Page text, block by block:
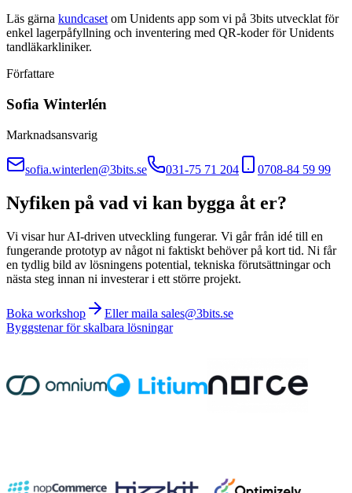
Läs gärna kundcaset om Unidents app som vi på 3bits utvecklat för
enkel lagerpåfyllning och inventering med QR-koder för Unidents
tandläkarkliniker.
Författare
Sofia Winterlén
Marknadsansvarig
sofia.winterlen@3bits.se 031-75 71 204 0708-84 59 99
Nyfiken på vad vi kan bygga åt er?
Vi visar hur AI-driven utveckling fungerar. Vi går från idé till en
fungerande prototyp av något ni faktiskt behöver på kort tid. Ni får
en tydlig bild av lösningens potential, tekniska förutsättningar och
nästa steg innan ni investerar i ett större projekt.
Boka workshop
Eller maila sales@3bits.se
Byggstenar för skalbara lösningar